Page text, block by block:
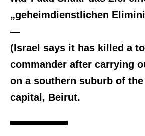
„geheimdienstlichen
—
(Israel says it has killed a
commander after carrying
on a southern suburb of the
capital, Beirut.